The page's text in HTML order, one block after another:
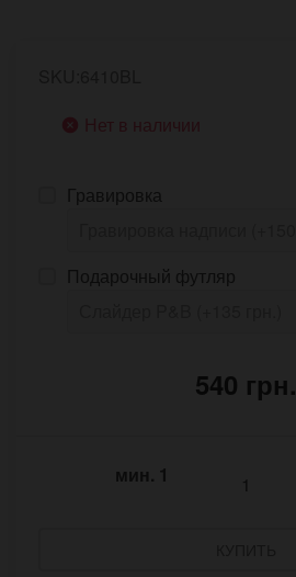
Нет в наличии
Гравировка
Подарочный футляр
540 грн.
мин. 1